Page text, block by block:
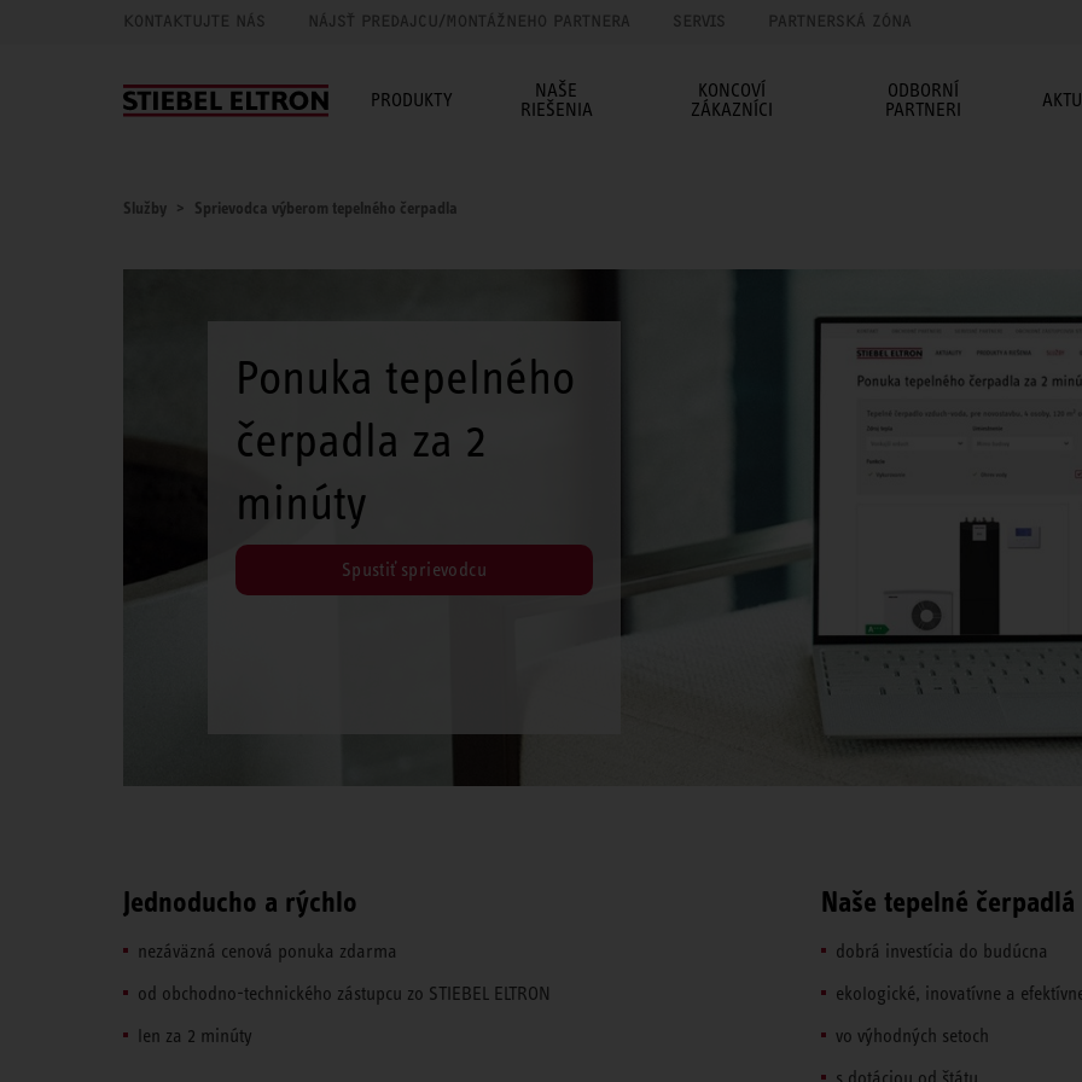
KONTAKTUJTE NÁS NÁJSŤ PREDAJCU/MONTÁŽNEHO PARTNERA SERVIS PARTNERSKÁ ZÓNA
PRODUKTY
NAŠE
RIEŠENIA
KONCOVÍ
ZÁKAZNÍCI
ODBORNÍ
PARTNERI
Služby Sprievodca výberom tepelného čerpadla
Ponuka tepelného
čerpadla za 2
minúty
Spustiť sprievodcu
Jednoducho a rýchlo
nezáväzná cenová ponuka zdarma
od obchodno-technického zástupcu zo STIEBEL ELTRON
len za 2 minúty
Naše tepelné čerpadlá
dobrá investícia do budúcna
ekologické, inovatívne a
vo výhodných setoch
s dotáciou od štátu